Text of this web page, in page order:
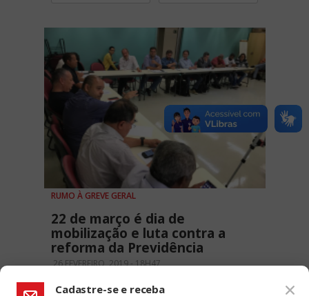
RUMO À GREVE GERAL
22 de março é dia de
mobilização e luta contra a
reforma da Previdência
26 FEVEREIRO, 2019 - 18H47
Cadastre-se e receba